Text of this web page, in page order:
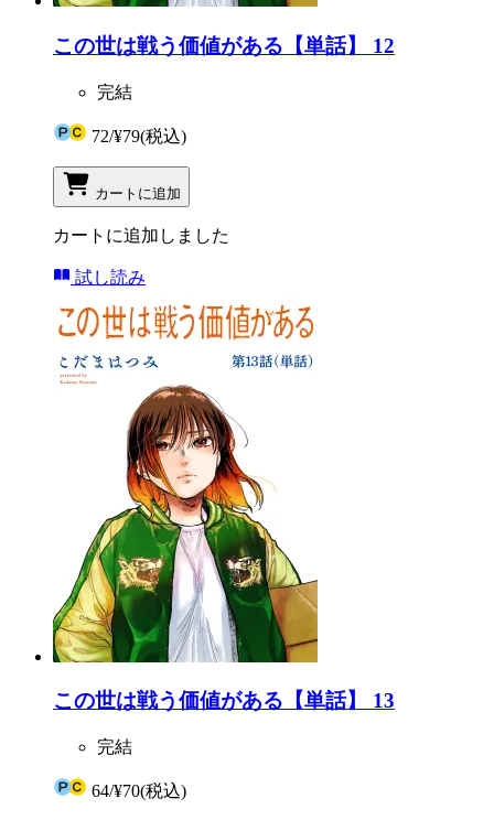
この世は戦う価値がある【単話】 12
完結
72/¥79(税込)
カートに追加
カートに追加しました
試し読み
この世は戦う価値がある【単話】 13
完結
64/¥70(税込)